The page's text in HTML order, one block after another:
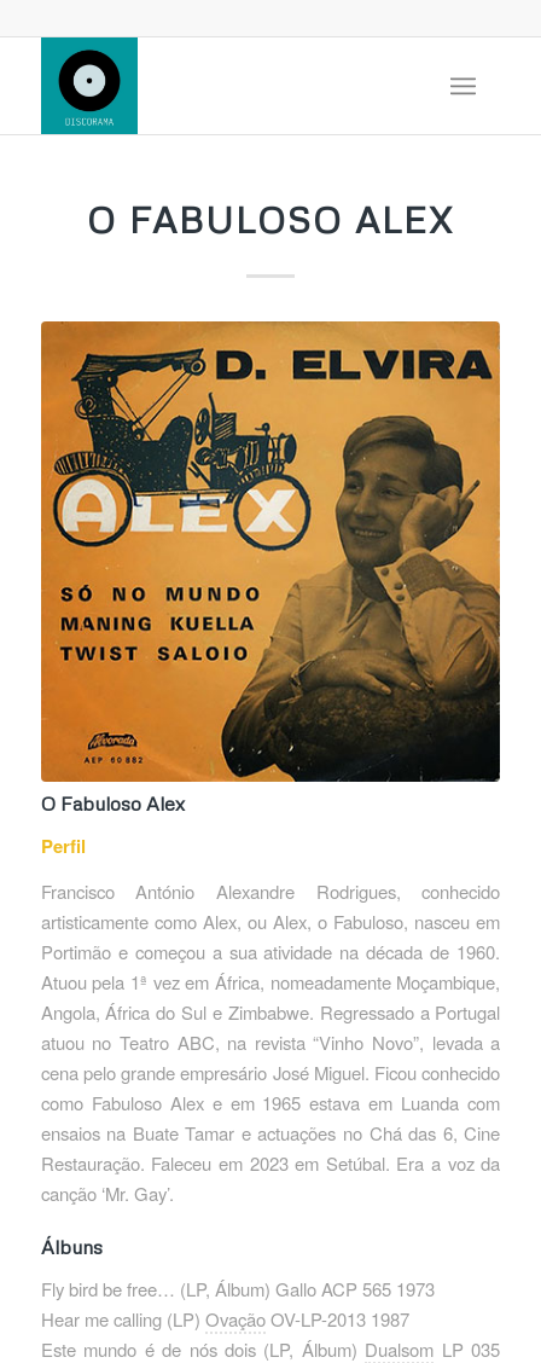
O FABULOSO ALEX
O Fabuloso Alex
Perfil
Francisco António Alexandre Rodrigues, conhecido
artisticamente como Alex, ou Alex, o Fabuloso, nasceu em
Portimão e começou a sua atividade na década de 1960.
Atuou pela 1ª vez em África, nomeadamente Moçambique,
Angola, África do Sul e Zimbabwe. Regressado a Portugal
atuou no Teatro ABC, na revista “Vinho Novo”, levada a
cena pelo grande empresário José Miguel. Ficou conhecido
como Fabuloso Alex e em 1965 estava em Luanda com
ensaios na Buate Tamar e actuações no Chá das 6, Cine
Restauração. Faleceu em 2023 em Setúbal. Era a voz da
canção ‘Mr. Gay’.
Álbuns
Fly bird be free… ‎(LP, Álbum) Gallo ACP 565 1973
Hear me calling ‎(LP) OvaçãoOV-LP-2013 1987
Este mundo é de nós dois ‎(LP, Álbum) Dualsom LP 035